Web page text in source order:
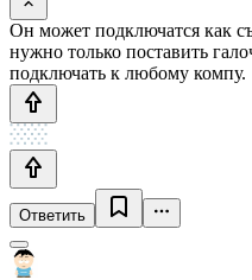
Он может подключатся как
нужно только поставить
подключать к любому компу.
Ответить